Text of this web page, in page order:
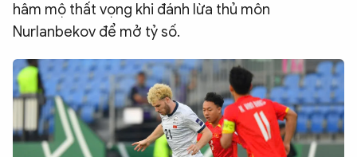
hâm mộ thất vọng khi đánh lừa thủ môn
Nurlanbekov để mở tỷ số.